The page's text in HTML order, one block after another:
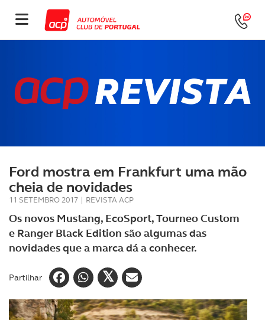
Ford mostra em Frankfurt uma mão
cheia de novidades
11 SETEMBRO 2017 | REVISTA ACP
Os novos Mustang, EcoSport, Tourneo Custom
e Ranger Black Edition são algumas das
novidades que a marca dá a conhecer.
Partilhar